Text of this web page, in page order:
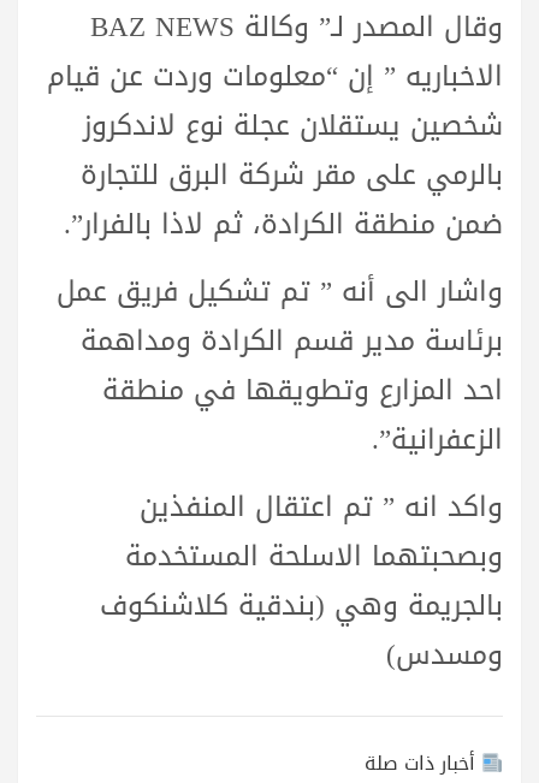
وقال المصدر لـ” وكالة BAZ NEWS
الاخباريه ” إن “معلومات وردت عن قيام
شخصين يستقلان عجلة نوع لاندكروز
بالرمي على مقر شركة البرق للتجارة
ضمن منطقة الكرادة، ثم لاذا بالفرار”.
واشار الى أنه ” تم تشكيل فريق عمل
برئاسة مدير قسم الكرادة ومداهمة
احد المزارع وتطويقها في منطقة
الزعفرانية”.
واكد انه ” تم اعتقال المنفذين
وبصحبتهما الاسلحة المستخدمة
بالجريمة وهي (بندقية كلاشنكوف
ومسدس)
أخبار ذات صلة